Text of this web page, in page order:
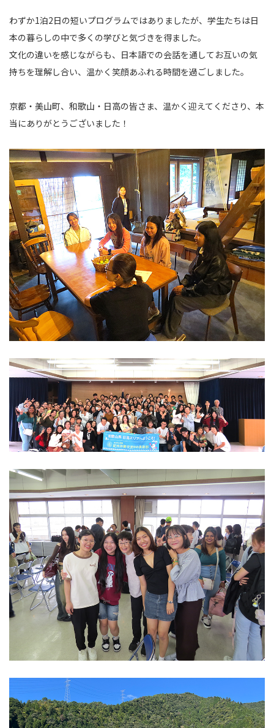
わずか1泊2日の短いプログラムではありましたが、学生たちは日
本の暮らしの中で多くの学びと気づきを得ました。
文化の違いを感じながらも、日本語での会話を通してお互いの気
持ちを理解し合い、温かく笑顔あふれる時間を過ごしました。
京都・美山町、和歌山・日高の皆さま、温かく迎えてくださり、本
当にありがとうございました！